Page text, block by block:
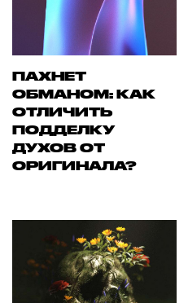
ПАХНЕТ
ОБМАНОМ: КАК
ОТЛИЧИТЬ
ПОДДЕЛКУ
ДУХОВ ОТ
ОРИГИНАЛА?